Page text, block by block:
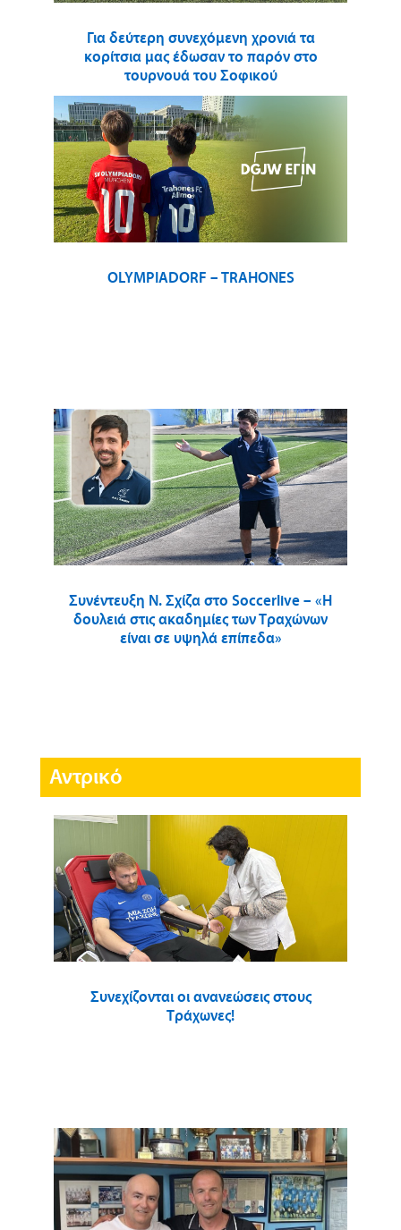
Για δεύτερη συνεχόμενη χρονιά τα
κορίτσια μας έδωσαν το παρόν στο
τουρνουά του Σοφικού
OLYMPIADORF – TRAHONES
Συνέντευξη Ν. Σχίζα στο Soccerlive – «Η
δουλειά στις ακαδημίες των Τραχώνων
είναι σε υψηλά επίπεδα»
Αντρικό
Συνεχίζονται οι ανανεώσεις στους
Τράχωνες!